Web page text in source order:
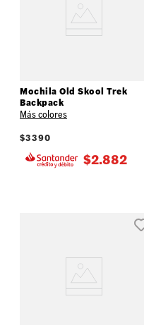
Mochila Old Skool Trek
Backpack
Más colores
$3390
$2.882